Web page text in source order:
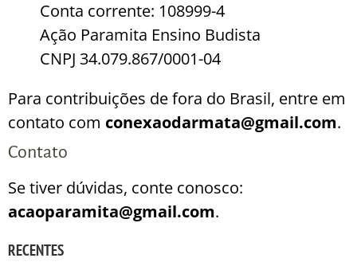
Conta corrente: 108999-4
Ação Paramita Ensino Budista
CNPJ 34.079.867/0001-04
Para contribuições de fora do Brasil, entre em
contato com conexaodarmata@gmail.com.
Contato
Se tiver dúvidas, conte conosco:
acaoparamita@gmail.com.
RECENTES